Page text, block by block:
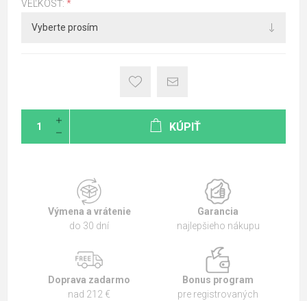
VEĽKOSŤ: *
KÚPIŤ
Výmena a vrátenie
do 30 dní
Garancia
najlepšieho nákupu
Doprava zadarmo
nad 212 €
Bonus program
pre registrovaných